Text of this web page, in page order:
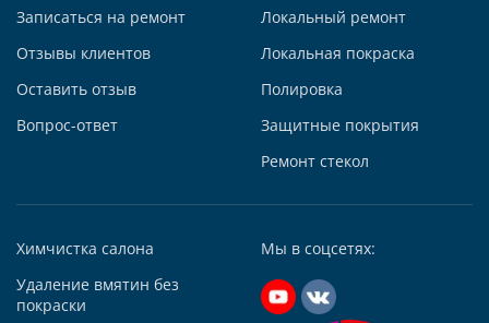
Построить маршрут
Автосервис АвтоТОТЕММ на Киевской
+79295731213
Написать в Whatsapp
Max +7 (929) 573-12-13
Записаться на ремонт
Отзывы клиентов
Оставить отзыв
Вопрос-ответ
Локальный ремонт
Локальная покраска
Полировка
Защитные покрытия
Ремонт стекол
Химчистка салона
Удаление вмятин без
покраски
Мы в соцсетях: